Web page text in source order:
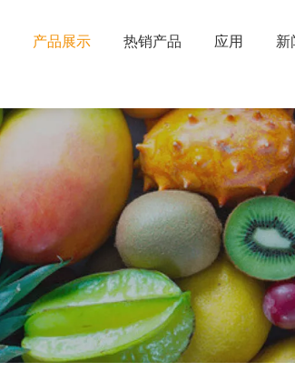
产品展示 热销产品 应用 新